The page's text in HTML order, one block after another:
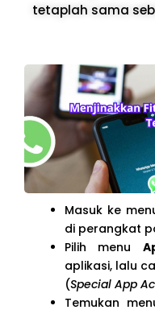
tetaplah sama
Masuk ke
di perangkat
Pilih menu
aplikasi, lalu
(Special App
Temukan